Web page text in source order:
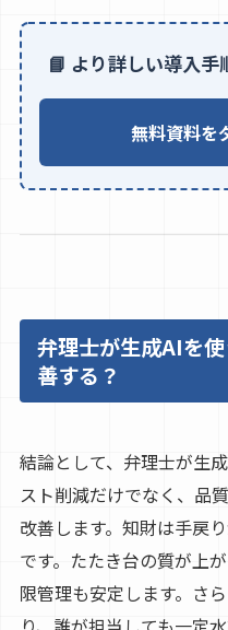
📘 より詳しい導入
無料資料を
弁理士が生成AIを
善する？
結論として、弁理士が生
スト削減だけでなく、品
改善します。知財は手戻
です。たたき台の質が上
限管理も安定します。さ